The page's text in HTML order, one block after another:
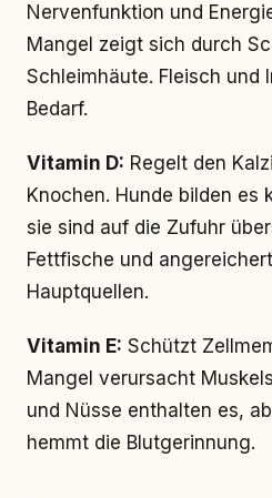
Nervenfunktion und
Mangel zeigt sich durch
Schleimhäute. Fleisch und
Bedarf.
Vitamin D: Regelt den
Knochen. Hunde bilden es
sie sind auf die Zufuhr
Fettfische und
Hauptquellen.
Vitamin E: Schützt
Mangel verursacht
und Nüsse enthalten es,
hemmt die Blutgerinnung.